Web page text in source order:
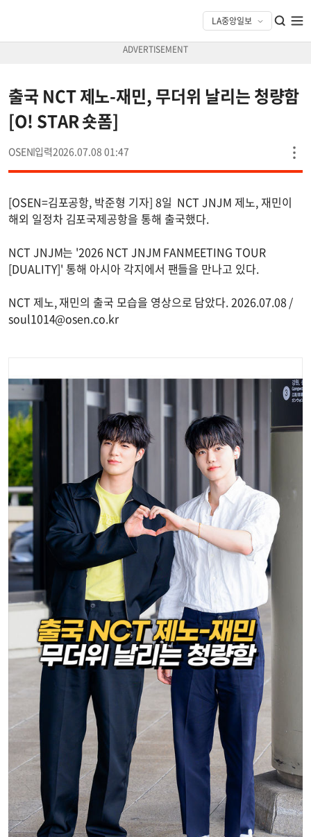
출국 NCT 제노-재민, 무더위 날리는 청량함
[O! STAR 숏폼]
OSEN 2026.07.08 01:47
[OSEN=김포공항, 박준형 기자] 8일 NCT JNJM 제노, 재민이
해외 일정차 김포국제공항을 통해 출국했다.
NCT JNJM는 '2026 NCT JNJM FANMEETING TOUR
[DUALITY]' 통해 아시아 각지에서 팬들을 만나고 있다.
NCT 제노, 재민의 출국 모습을 영상으로 담았다. 2026.07.08 /
soul1014@osen.co.kr